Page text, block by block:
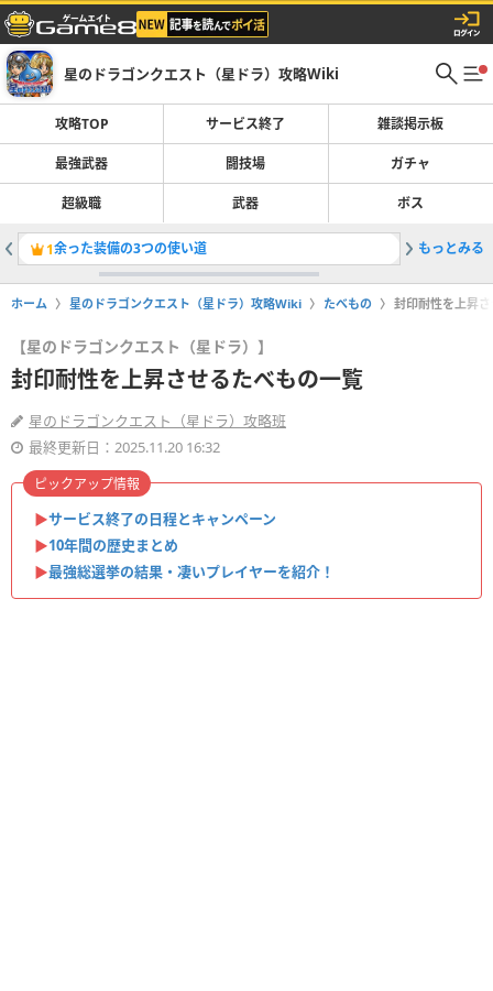
星のドラゴンクエスト（星ドラ）攻略Wiki
攻略TOP サービス終了 雑談掲示板
最強武器 闘技場 ガチャ
超級職 武器 ボス
1余った装備の3つの使い道 2獲得経
もっとみる
ホーム 星のドラゴンクエスト（星ドラ）攻略Wiki たべもの 封印耐性を上昇
【星のドラゴンクエスト（星ドラ）】
封印耐性を上昇させるたべもの一覧
星のドラゴンクエスト（星ドラ）攻略班
最終更新日：2025.11.20 16:32
▶︎サービス終了の日程とキャンペーン
▶︎10年間の歴史まとめ
▶︎最強総選挙の結果・凄いプレイヤーを紹介！
ピックアップ情報